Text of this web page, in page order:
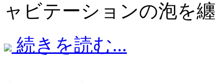
ャビテーションの泡を
続きを読む...